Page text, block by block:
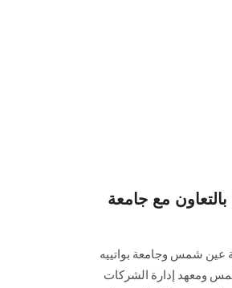
بالتعاون مع جامعة
عين شمس وجامعة بواتييه
ومعهد إدارة الشركات